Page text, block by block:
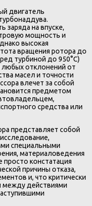
двигатель
заряда на впуске,
мощность и
высокая
вращения ротора до
турбиной до 950°C)
любых отклонений от
масел и точности
влечет за собой
предметом
средства или
представляет собой
специальными
материаловедения
просто констатация
причины отказа,
и, что критически
между действиями